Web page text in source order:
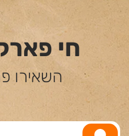
חי
השאירו